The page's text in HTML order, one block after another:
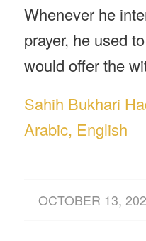
Whenever he
prayer, he used
would offer the
Sahih Bukhari
Arabic, English
OCTOBER 13,
/